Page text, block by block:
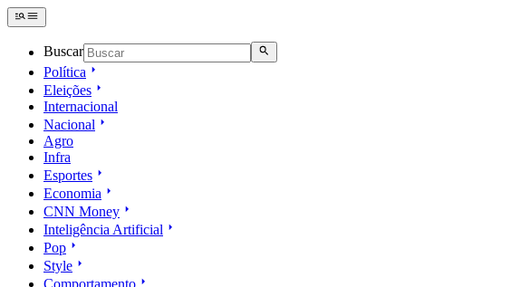
Buscar
Política
Eleições
Internacional
Nacional
Agro
Infra
Esportes
Economia
CNN Money
Inteligência Artificial
Pop
Style
Comportamento